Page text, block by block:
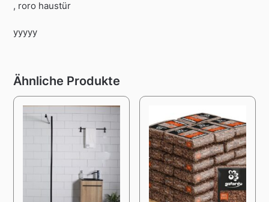
, roro haustür
yyyyy
Ähnliche Produkte